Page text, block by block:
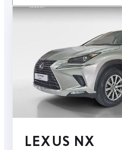
LEXUS NX